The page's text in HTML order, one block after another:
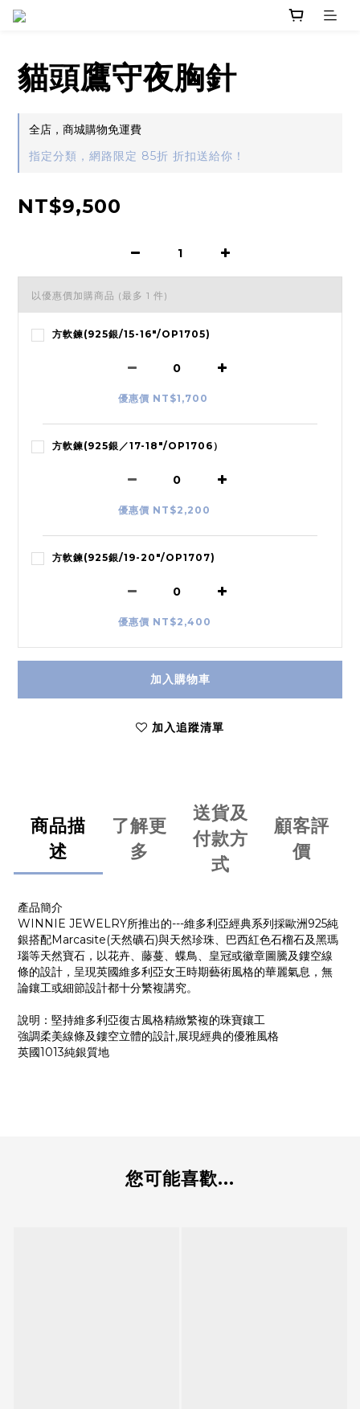
貓頭鷹守夜胸針
全店，商城購物免運費
指定分類，網路限定 85折 折扣送給你！
NT$9,500
以優惠價加購商品 (最多 1 件)
方軟鍊(925銀/15-16"/OP1705)
優惠價 NT$1,700
方軟鍊(925銀／17-18"/OP1706）
優惠價 NT$2,200
方軟鍊(925銀/19-20"/OP1707)
優惠價 NT$2,400
加入購物車
加入追蹤清單
商品描
述
了解更
多
送貨及
付款方
式
顧客評
價
產品簡介
WINNIE JEWELRY所推出的---維多利亞經典系列採歐洲925純
銀搭配Marcasite(天然礦石)與天然珍珠、巴西紅色石榴石及黑瑪
瑙等天然寶石，以花卉、藤蔓、蝶鳥、皇冠或徽章圖騰及鏤空線
條的設計，呈現英國維多利亞女王時期藝術風格的華麗氣息，無
論鑲工或細節設計都十分繁複講究。
說明：堅持維多利亞復古風格精緻繁複的珠寶鑲工
強調柔美線條及鏤空立體的設計,展現經典的優雅風格
英國1013純銀質地
您可能喜歡...